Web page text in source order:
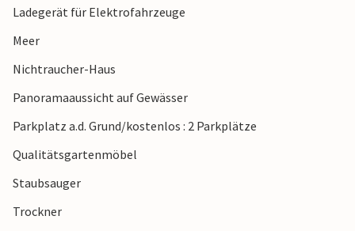
Fahrradtour entlang der Küste. Auch der breite Sandstrand
von Saksild ist nur wenige Minuten entfernt. In Aarhus,
Cafés und Boutiquen – ideal für einen abwechslungsreichen
Tagesausflug.
Ladegerät für Elektrofahrzeuge
Meer
Nichtraucher-Haus
Panoramaaussicht auf Gewässer
Parkplatz a.d. Grund/kostenlos : 2 Parkplätze
Qualitätsgartenmöbel
Staubsauger
Trockner